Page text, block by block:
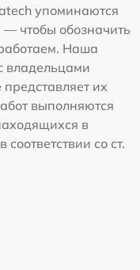
упоминаются
чтобы обозначить
Наша
владельцами
их
выполняются
в
со ст.